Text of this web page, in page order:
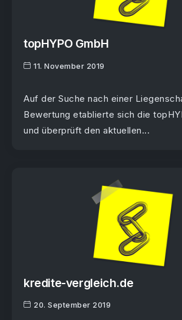
topHYPO GmbH
11. November 2019
Auf der Suche nach einer
Bewertung etablierte sich die
und überprüft den aktuellen...
kredite-vergleich.de
20. September 2019